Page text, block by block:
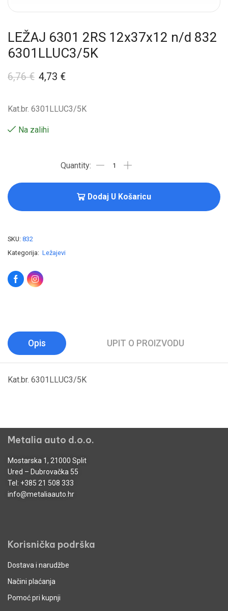
LEŽAJ 6301 2RS 12x37x12 n/d 832
6301LLUC3/5K
6,76€ 4,73 €
Kat.br. 6301LLUC3/5K
Na zalihi
Dodaj U Košaricu
SKU: 832
Kategorija: Ležajevi
Opis UPIT O PROIZVODU
Kat.br. 6301LLUC3/5K
Metalia auto d.o.o.
Mostarska 1, 21000 Split
Ured – Dubrovačka 55
Tel: +385 21 508 333
info@metaliaauto.hr
Korisnička podrška
Dostava i narudžbe
Načini plaćanja
Pomoć pri kupnji